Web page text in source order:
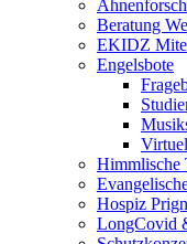
Beratung
EKIDZ
Engelsbote
Himmlische
Hospiz
LongCovid